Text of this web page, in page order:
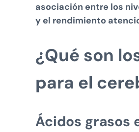
asociación entre los
y el rendimiento
¿Qué son
para el
Ácidos grasos